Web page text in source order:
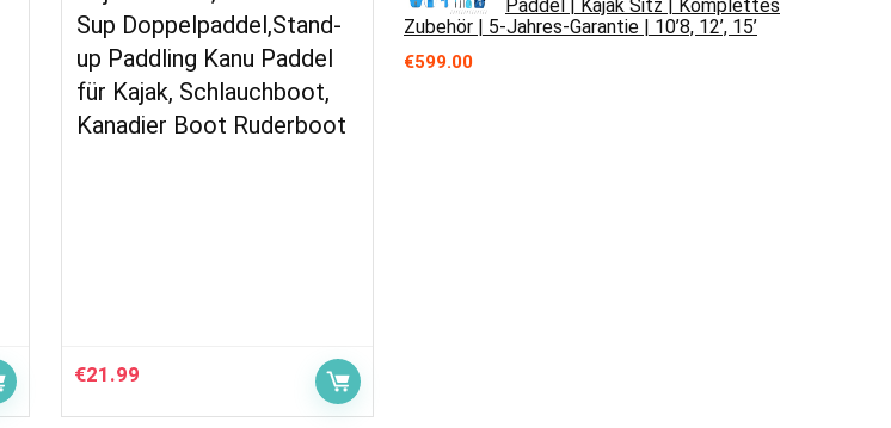
Sup Doppelpaddel,Stand-
up Paddling Kanu Paddel
für Kajak, Schlauchboot,
Kanadier Boot Ruderboot
€21.99
Paddel | Kajak Sitz | Komplettes
Zubehör | 5-Jahres-Garantie | 10’8, 12’, 15’
€599.00